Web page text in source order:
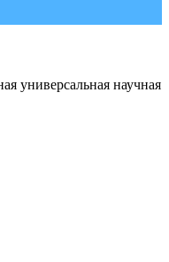
универсальная научная